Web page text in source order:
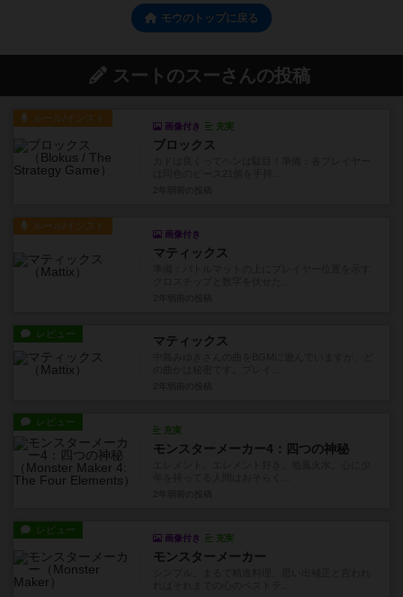
モウのトップに戻る
スートのスーさんの投稿
ルール/インスト
画像付き 充実
ブロックス
ルール/インスト
画像付き
マティックス
レビュー マティックス
レビュー
充実
モンスターメーカー4：四つの神秘
レビュー
画像付き 充実
モンスターメーカー